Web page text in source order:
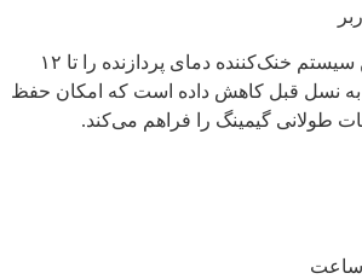
ایسوس ادعا می‌کند این سیستم خنک‌کننده دمای پردازنده را تا ۱۲
نسل قبل کاهش داده است که امکان حفظ
طولانی گیمینگ را فراهم می‌کند.